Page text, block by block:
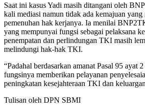
Saat ini kasus Yadi masih ditangani oleh
kali mediasi namun tidak ada kemajuan
pemenuhan hak kerjanya. Ia menilai
yang mempunyai fungsi sebagai pelaksana
penempatan dan perlindungan TKI masih
melindungi hak-hak TKI.
“Padahal berdasarkan amanat Pasal 95 ayat
fungsinya memberikan pelayanan
peningkatan kesejahteraan TKI dan
Tulisan oleh DPN SBMI